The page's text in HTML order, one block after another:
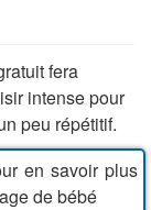
fera
intense pour
peu répétitif.
en savoir plus
de bébé